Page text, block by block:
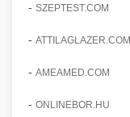
- SZEPTEST.COM
- ATTILAGLAZER.COM
- AMEAMED.COM
- ONLINEBOR.HU